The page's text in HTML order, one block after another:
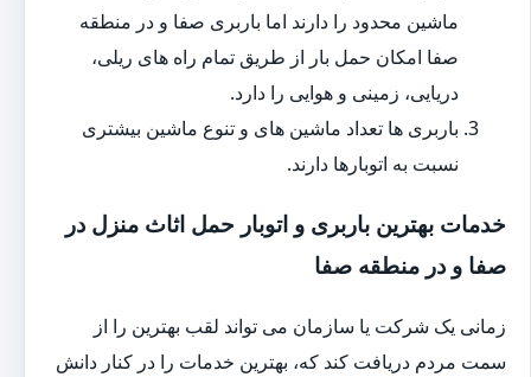
ماشین محدود را دارند اما باربری صفا و در منطقه
صفا امکان حمل بار از طریق تمام راه های ریلی،
دریایی، زمینی و هوایی را دارد.
باربری ها تعداد ماشین های و تنوع ماشین بیشتری
نسبت به اتوبارها دارند.
خدمات بهترین باربری و اتوبار حمل اثاث منزل در
صفا و در منطقه صفا
زمانی یک شرکت یا سازمان می تواند لقب بهترین را از
سمت مردم دریافت کند که، بهترین خدمات را در کنار دانش